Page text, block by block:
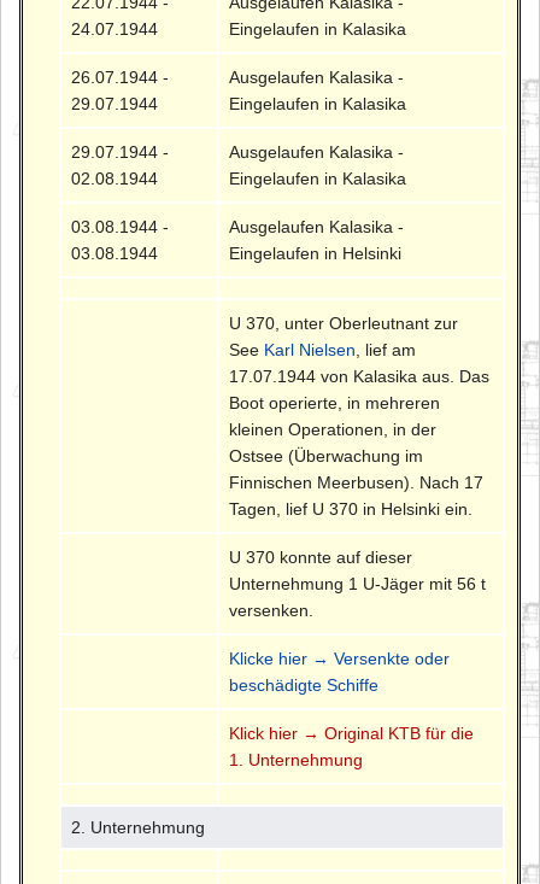
24.07.1944
Eingelaufen in Kalasika
26.07.1944 -
29.07.1944
Ausgelaufen Kalasika -
Eingelaufen in Kalasika
29.07.1944 -
02.08.1944
Ausgelaufen Kalasika -
Eingelaufen in Kalasika
03.08.1944 -
03.08.1944
Ausgelaufen Kalasika -
Eingelaufen in Helsinki
U 370, unter Oberleutnant zur
See Karl Nielsen , lief am
17.07.1944 von Kalasika aus. Das
Boot operierte, in mehreren
kleinen Operationen, in der
Ostsee (Überwachung im
Finnischen Meerbusen). Nach 17
Tagen, lief U 370 in Helsinki ein.
U 370 konnte auf dieser
Unternehmung 1 U-Jäger mit 56 t
versenken.
Klicke hier → Versenkte oder
beschädigte Schiffe
Klick hier → Original KTB für die
1. Unternehmung
2. Unternehmung